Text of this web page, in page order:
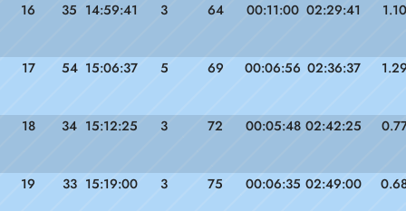
16 35 14:59:41 3 64 00:11:00 02:29:41 1.10
17 54 15:06:37 5 69 00:06:56 02:36:37
18 34 15:12:25 3 72 00:05:48 02:42:25
19 33 15:19:00 3 75 00:06:35 02:49:00